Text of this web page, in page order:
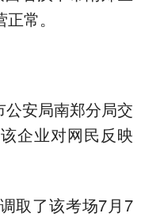
常。
安局南郑分局交
企业对网民反映
取了该考场7月7